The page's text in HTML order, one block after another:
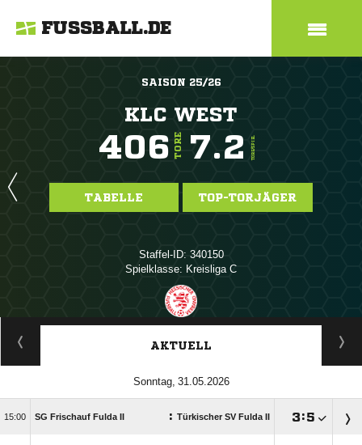
FUSSBALL.DE
SAISON 25/26
KLC WEST
406 TORE 7.2 TORE/SPIEL
TABELLE TOP-TORJÄGER
Staffel-ID: 340150
Spielklasse: Kreisliga C
ANZEIGE
AKTUELL
 
 SG Frischauf Fulda II : Türkischer SV Fulda II :